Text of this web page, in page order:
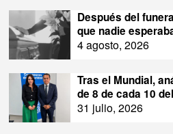
Después del
que nadie
4 agosto, 2026
Tras el Mundial,
de 8 de cada 10
31 julio, 2026